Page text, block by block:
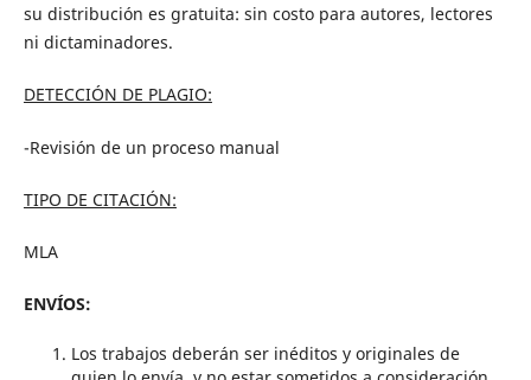
su distribución es gratuita: sin costo para autores, lectores
ni dictaminadores.
DETECCIÓN DE PLAGIO:
-Revisión de un proceso manual
TIPO DE CITACIÓN:
MLA
ENVÍOS:
Los trabajos deberán ser inéditos y originales de